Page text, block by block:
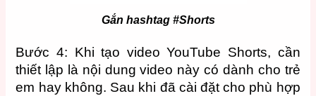
Gắn hashtag #Shorts
Bước 4: Khi tạo video YouTube Shorts, cần
thiết lập là nội dung video này có dành cho trẻ
em hay không. Sau khi đã cài đặt cho phù hợp